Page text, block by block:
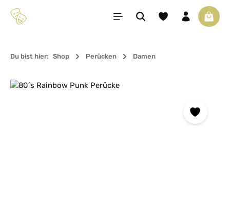
Zum Hauptinhalt springen Du hast 0 Produkte
Du bist hier: Shop Perücken Damen
Bildergalerie überspringen